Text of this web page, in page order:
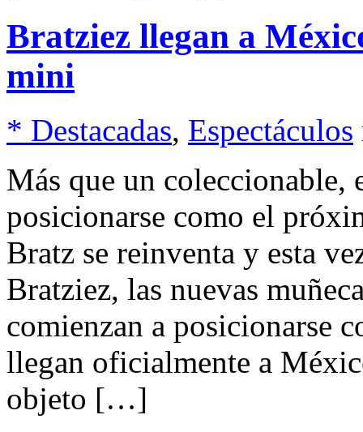
Bratziez llegan a
mini
* Destacadas, Espectáculos
Más que un coleccionable,
posicionarse como el
Bratz se reinventa y esta
Bratziez, las nuevas
comienzan a posicionarse
llegan oficialmente a
objeto […]